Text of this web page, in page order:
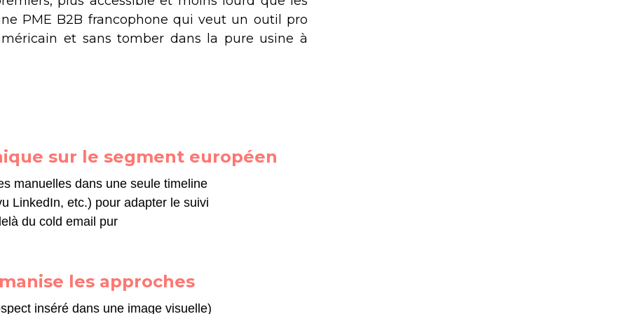
PME B2B francophone qui veut un outil pro
et sans tomber dans la pure usine à
sur le segment européen
manuelles dans une seule timeline
LinkedIn, etc.) pour adapter le suivi
du cold email pur
les approches
inséré dans une image visuelle)